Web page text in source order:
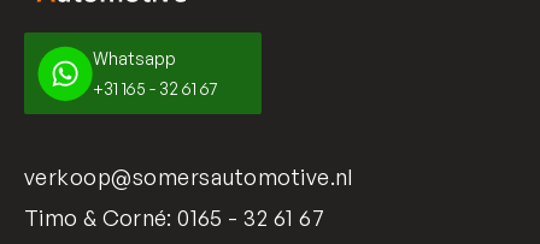
Whatsapp
+31 165 - 32 61 67
verkoop@somersautomotive.nl
Timo & Corné:0165 - 32 61 67